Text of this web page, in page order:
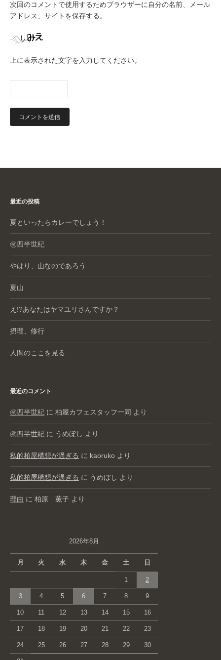
次回のコメントで使用するためブラウザーに自分の名前、メール
アドレス、サイトを保存する。
上に表示された文字を入力してください。
最近の投稿
夏といったらカレーでしょう！
㊗️四半世紀
やはり、山なのであろう
夏山
え!?あなたはヤマユリさんですか？
摂理、修行
人間のここを見る
最近のコメント
㊗️四半世紀 に 柏屋カフェスタッフ一同 より
㊗️四半世紀 に うめぼし より
私的柏屋構想が過ぎる に kaoruko より
私的柏屋構想が過ぎる に うめぼし より
理由 に 柏原 薫子 より
2026年8月
月 火 水 木 金 土 日
1 2
3 4 5 6 7 8 9
10 11 12 13 14 15 16
17 18 19 20 21 22 23
24 25 26 27 28 29 30